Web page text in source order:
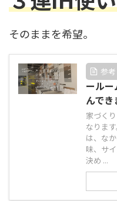
そのままを希望。
参考
ール
んでき
家づく
なりま
は、な
味、サ
決め ...